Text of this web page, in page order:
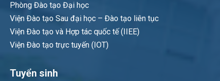
Phòng Đào tạo Đại học
Viện Đào tạo Sau đại học – Đào tạo liên tục
Viện Đào tạo và Hợp tác quốc tế (IIEE)
Viện Đào tạo trực tuyến (IOT)
Tuyển sinh